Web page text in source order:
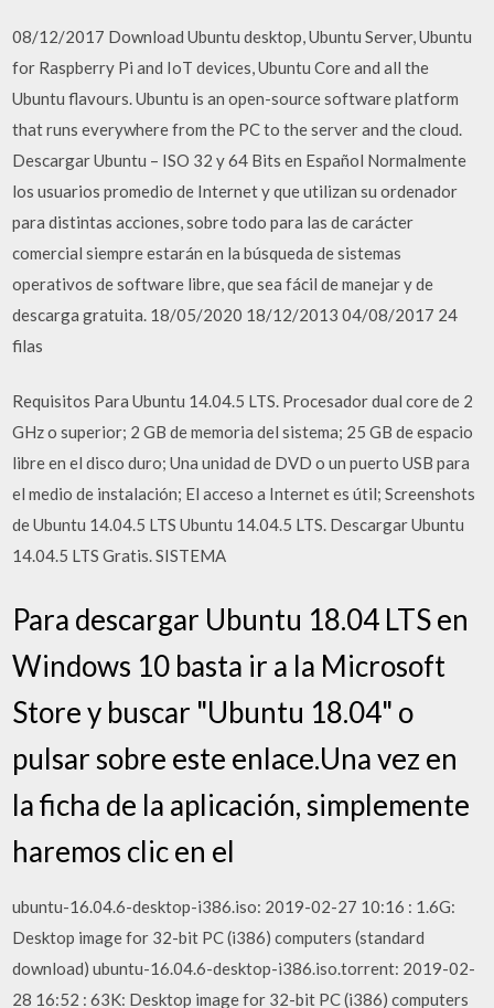
08/12/2017 Download Ubuntu desktop, Ubuntu Server, Ubuntu
for Raspberry Pi and IoT devices, Ubuntu Core and all the
Ubuntu flavours. Ubuntu is an open-source software platform
that runs everywhere from the PC to the server and the cloud.
Descargar Ubuntu – ISO 32 y 64 Bits en Español Normalmente
los usuarios promedio de Internet y que utilizan su ordenador
para distintas acciones, sobre todo para las de carácter
comercial siempre estarán en la búsqueda de sistemas
operativos de software libre, que sea fácil de manejar y de
descarga gratuita. 18/05/2020 18/12/2013 04/08/2017 24
filas
Requisitos Para Ubuntu 14.04.5 LTS. Procesador dual core de 2
GHz o superior; 2 GB de memoria del sistema; 25 GB de espacio
libre en el disco duro; Una unidad de DVD o un puerto USB para
el medio de instalación; El acceso a Internet es útil; Screenshots
de Ubuntu 14.04.5 LTS Ubuntu 14.04.5 LTS. Descargar Ubuntu
14.04.5 LTS Gratis. SISTEMA
Para descargar Ubuntu 18.04 LTS en
Windows 10 basta ir a la Microsoft
Store y buscar "Ubuntu 18.04" o
pulsar sobre este enlace.Una vez en
la ficha de la aplicación, simplemente
haremos clic en el
ubuntu-16.04.6-desktop-i386.iso: 2019-02-27 10:16 : 1.6G:
Desktop image for 32-bit PC (i386) computers (standard
download) ubuntu-16.04.6-desktop-i386.iso.torrent: 2019-02-
28 16:52 : 63K: Desktop image for 32-bit PC (i386) computers